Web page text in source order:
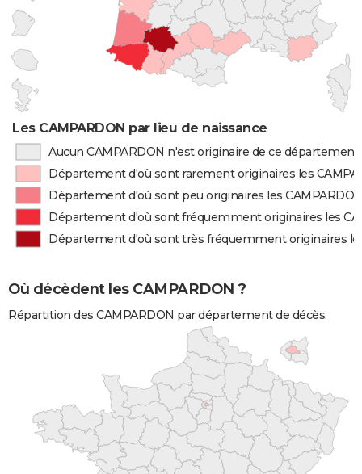
Les CAMPARDON par lieu de naissance
Aucun CAMPARDON n'est originaire de ce département
Département d'où sont rarement originaires les
Département d'où sont peu originaires les
Département d'où sont fréquemment originaires les
Département d'où sont très fréquemment originaires
Où décèdent les CAMPARDON ?
Répartition des CAMPARDON par département de décès.